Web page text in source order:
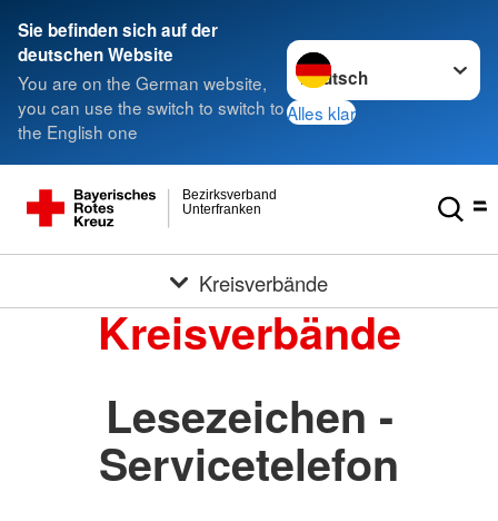
Sie befinden sich auf der
deutschen Website
You are on the German website,
you can use the switch to switch to
the English one
Sprache wechseln zu
Alles klar
Unterfranken
Bezirksverband
Kreisverbände
Kreisverbände
Lesezeichen -
Servicetelefon